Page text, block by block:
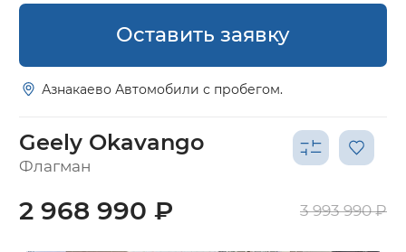
Оставить заявку
Азнакаево Автомобили с пробегом.
Geely Okavango
Флагман
2 968 990 ₽ 3 993 990 ₽